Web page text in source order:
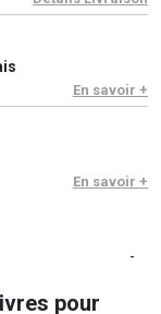
En savoir +
En savoir +
-
pour